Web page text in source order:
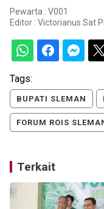
Pewarta : V001
Editor : Victorianus Sat
Tags:
BUPATI SLEMAN
FORUM ROIS
Terkait